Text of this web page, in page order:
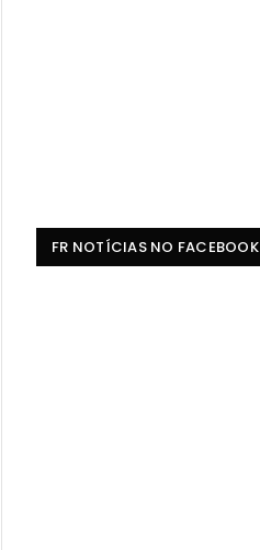
FR NOTÍCIAS NO FACEBOOK